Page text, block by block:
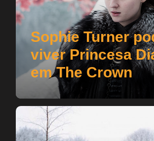
Sophie Turner
viver Princesa
em The Crown